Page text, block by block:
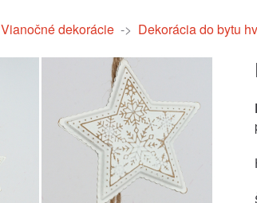
Vianočné dekorácie -> Dekorácia do bytu